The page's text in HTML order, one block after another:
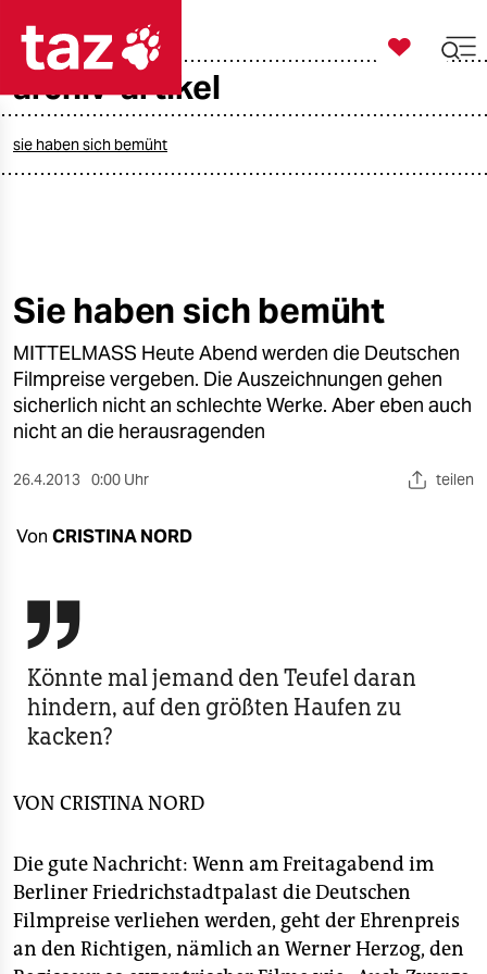
öko
gesellschaft
kultur
sport
berlin
nord
verlag
verlag
veranstaltungen
fragen & hilfe
unterstützen
abo
genossenschaft

taz zahl ich
archiv-artikel
sie haben sich bemüht
Sie haben sich bemüht
MITTELMASS Heute Abend werden die Deutschen
Filmpreise vergeben. Die Auszeichnungen gehen
sicherlich nicht an schlechte Werke. Aber eben auch
nicht an die herausragenden
26.4.2013 0:00 Uhr teilen
Von CRISTINA NORD

Könnte mal jemand den Teufel daran
hindern, auf den größten Haufen zu
kacken?
VON CRISTINA NORD
Die gute Nachricht: Wenn am Freitagabend im
Berliner Friedrichstadtpalast die Deutschen
Filmpreise verliehen werden, geht der Ehrenpreis
an den Richtigen, nämlich an Werner Herzog, den